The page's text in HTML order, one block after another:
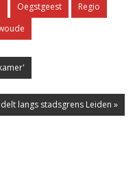
Oegstgeest
Regio
langs stadsgrens Leiden »